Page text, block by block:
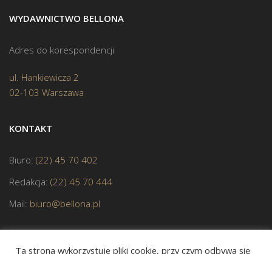
WYDAWNICTWO BELLONA
Adres do korespondencji
ul. Hankiewicza 2
02-103 Warszawa
KONTAKT
Biuro: (22) 45 70 402
Redakcja: (22) 45 70 444
Mail: biuro@bellona.pl
Ta strona wykorzystuje pliki cookie, przy czym odbywa się